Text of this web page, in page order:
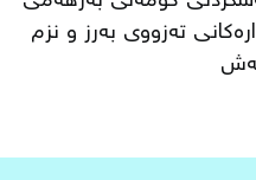
تەزووی بەرز و نزم